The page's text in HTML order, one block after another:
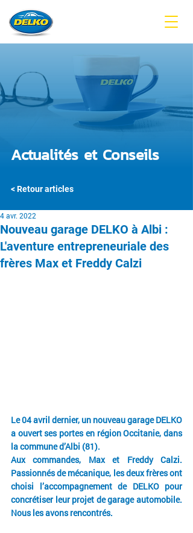
Actualités et Conseils
< Retour articles
Nouveau garage DELKO à Albi :
L'aventure entrepreneuriale des
frères Max et Freddy Calzi
4 avr. 2022
Le 04 avril dernier, un nouveau garage DELKO
a ouvert ses portes en région Occitanie, dans
la commune d’Albi (81).
Aux commandes, Max et Freddy Calzi.
Passionnés de mécanique, les deux frères ont
choisi l’accompagnement de DELKO pour
concrétiser leur projet de garage automobile.
Nous les avons rencontrés.